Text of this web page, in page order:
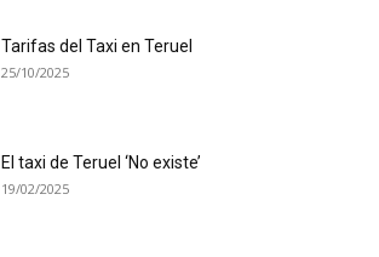
Tarifas del Taxi en Teruel
25/10/2025
El taxi de Teruel ‘No existe’
19/02/2025